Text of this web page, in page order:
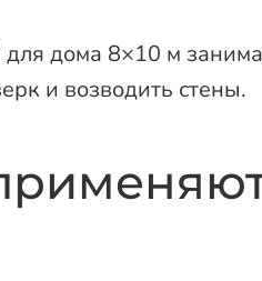
дома 8×10 м
и возводить стены.